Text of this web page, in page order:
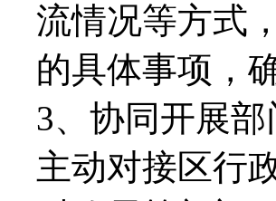
流情况等方式
的具体事项，
3、协同开展
主动对接区行